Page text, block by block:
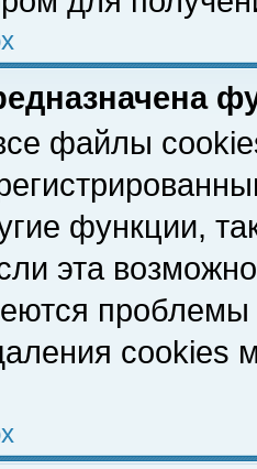
файлы
функции,
эта
cookies